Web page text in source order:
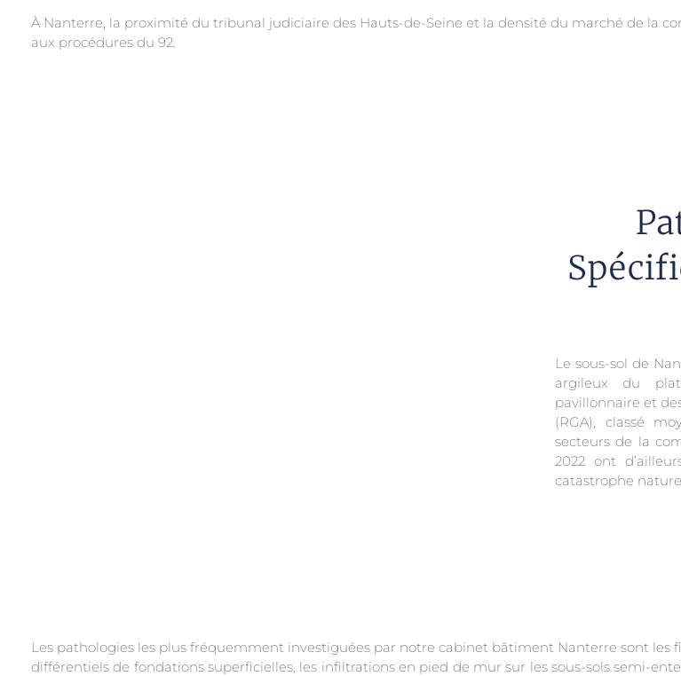
À Nanterre, la proximité du tribunal judiciaire des Hauts-de-Seine et la densité du marché de la
aux procédures du 92.
Le sous-sol de
argileux du
pavillonnaire et
(RGA), classé
secteurs de la
2022 ont
catastrophe
Les pathologies les plus fréquemment investiguées par notre cabinet bâtiment Nanterre sont les
différentiels de fondations superficielles, les infiltrations en pied de mur sur les sous-sols semi-